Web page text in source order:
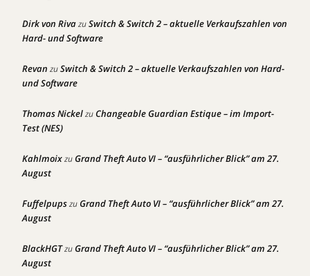
Dirk von RivazuSwitch & Switch 2 – aktuelle Verkaufszahlen von
Hard- und Software
Revan zuSwitch & Switch 2 – aktuelle Verkaufszahlen von Hard-
und Software
Thomas NickelzuChangeable Guardian Estique – im Import-
Test (NES)
KahlmoixzuGrand Theft Auto VI – “ausführlicher Blick” am 27.
August
FuffelpupszuGrand Theft Auto VI – “ausführlicher Blick” am 27.
August
BlackHGTzuGrand Theft Auto VI – “ausführlicher Blick” am 27.
August